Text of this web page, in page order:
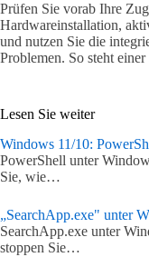
Prüfen Sie vorab Ihre
Hardwareinstallation,
und nutzen Sie die
Problemen. So steht
Lesen Sie weiter
Windows 11/10:
PowerShell unter
Sie, wie…
„SearchApp.exe" unter
SearchApp.exe unter
stoppen Sie…